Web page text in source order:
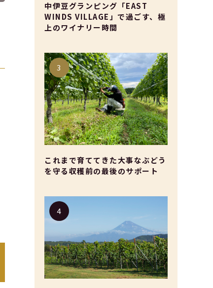
中伊豆グランピング「EAST
WINDS VILLAGE」で過ごす、極
上のワイナリー時間
これまで育ててきた大事なぶどう
を守る収穫前の最後のサポート